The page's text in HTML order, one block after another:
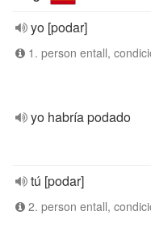
yo [podar]
1. person entall,
yo habría podado
tú [podar]
2. person entall,